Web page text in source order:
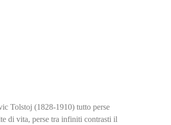
Tolstoj (1828-1910) tutto perse
di vita, perse tra infiniti contrasti il